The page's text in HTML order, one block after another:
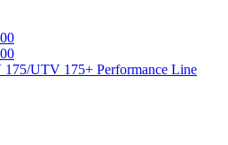
175/UTV 175+ Performance Line